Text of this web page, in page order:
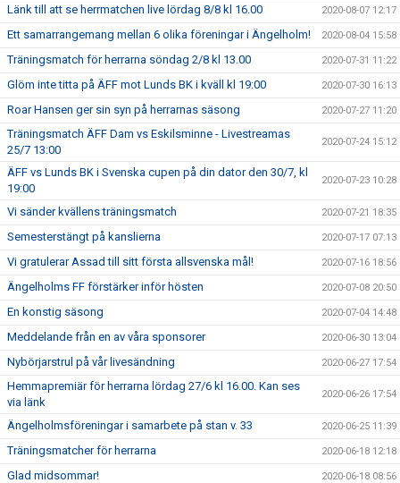
Länk till att se herrmatchen live lördag 8/8 kl 16.00 2020-08-07 12:17
Ett samarrangemang mellan 6 olika föreningar i Ängelholm! 2020-08-04 15:58
Träningsmatch för herrarna söndag 2/8 kl 13.00 2020-07-31 11:22
Glöm inte titta på ÄFF mot Lunds BK i kväll kl 19:00 2020-07-30 16:13
Roar Hansen ger sin syn på herrarnas säsong 2020-07-27 11:20
Träningsmatch ÄFF Dam vs Eskilsminne - Livestreamas
25/7 13:00
2020-07-24 15:12
ÄFF vs Lunds BK i Svenska cupen på din dator den 30/7, kl
19:00
2020-07-23 10:28
Vi sänder kvällens träningsmatch 2020-07-21 18:35
Semesterstängt på kanslierna 2020-07-17 07:13
Vi gratulerar Assad till sitt första allsvenska mål! 2020-07-16 18:56
Ängelholms FF förstärker inför hösten 2020-07-08 20:50
En konstig säsong 2020-07-04 14:48
Meddelande från en av våra sponsorer 2020-06-30 13:04
Nybörjarstrul på vår livesändning 2020-06-27 17:54
Hemmapremiär för herrarna lördag 27/6 kl 16.00. Kan ses
via länk
2020-06-26 17:54
Ängelholmsföreningar i samarbete på stan v. 33 2020-06-25 11:39
Träningsmatcher för herrarna 2020-06-18 12:18
Glad midsommar! 2020-06-18 08:56